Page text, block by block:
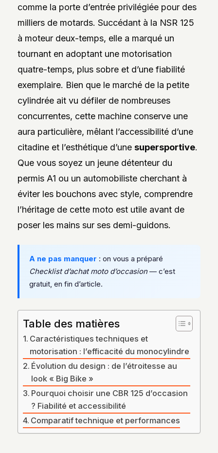
PERSONNALISATION
AUTO/MOTO.
L’ACCENT
EST
MIS
SUR
DES
STYLES,
DES
L’ESTHÉTIQUE
PASSIONNÉS
PROFESSIONNELS.
comme la porte d’entrée privilégiée pour des
milliers de motards. Succédant à la NSR 125
à moteur deux-temps, elle a marqué un
tournant en adoptant une motorisation
quatre-temps, plus sobre et d’une fiabilité
exemplaire. Bien que le marché de la petite
cylindrée ait vu défiler de nombreuses
concurrentes, cette machine conserve une
aura particulière, mêlant l’accessibilité d’une
citadine et l’esthétique d’une supersportive.
Que vous soyez un jeune détenteur du
permis A1 ou un automobiliste cherchant à
éviter les bouchons avec style, comprendre
l’héritage de cette moto est utile avant de
poser les mains sur ses demi-guidons.
A ne pas manquer : on vous a préparé
Checklist d’achat moto d’occasion— c’est
gratuit, en fin d’article.
Table des matières
Caractéristiques techniques et
motorisation : l’efficacité du monocylindre
Évolution du design : de l’étroitesse au
look « Big Bike »
Pourquoi choisir une CBR 125 d’occasion
? Fiabilité et accessibilité
Comparatif technique et performances